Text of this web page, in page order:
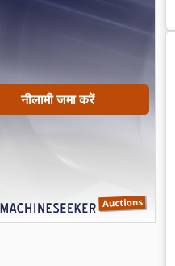
नीलामी जमा करें